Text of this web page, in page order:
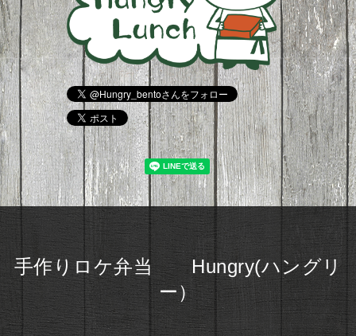
手作りロケ弁当 Hungry(ハングリ
ー）